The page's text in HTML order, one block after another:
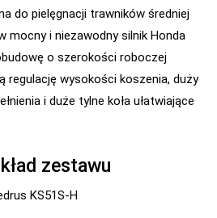
do pielęgnacji trawników średniej
mocny i niezawodny silnik Honda
o szerokości roboczej
regulację wysokości koszenia, duży
i duże tylne koła ułatwiające
zestawu
KS51S-H